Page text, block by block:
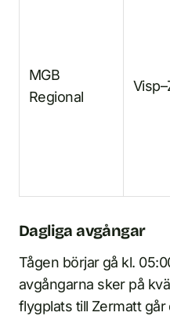
MGB
Regional
Dagliga avgångar
Tågen börjar gå kl.
avgångarna sker på
flygplats till Zermatt